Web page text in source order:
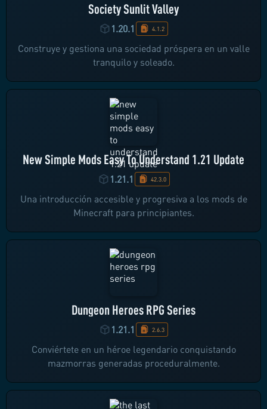
Society Sunlit Valley
1.20.1 4.1.2
Construye y gestiona una sociedad próspera en un valle
tranquilo y soleado.
New Simple Mods Easy To Understand 1.21 Update
1.21.1 42.3.0
Una introducción accesible y progresiva a los mods de
Minecraft para principiantes.
Dungeon Heroes RPG Series
1.21.1 2.6.3
Conviértete en un héroe legendario conquistando
mazmorras generadas proceduralmente.